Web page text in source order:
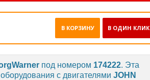
В ОДИН КЛИК
В КОРЗИНУ
под номером 174222. Эта
с двигателями JOHN